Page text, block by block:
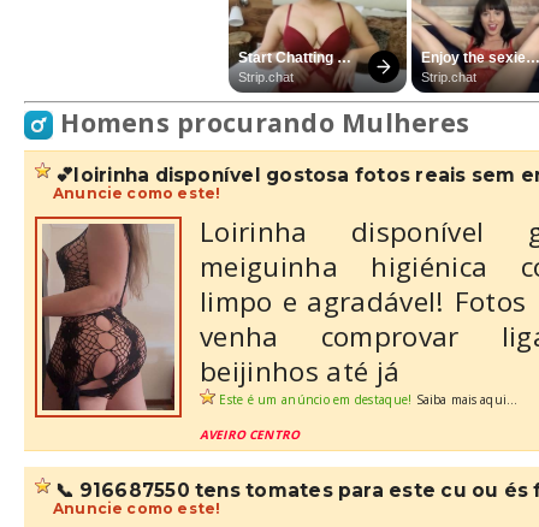
Homens procurando Mulheres
💕loirinha disponível gostosa fotos reais sem
Anuncie como este!
Loirinha disponível
meiguinha higiénica
limpo e agradável! Fotos
venha comprovar
beijinhos até já
Este é um anúncio em destaque! Saiba mais aqui...
AVEIRO CENTRO
📞 916687550 tens tomates para este cu ou
Anuncie como este!